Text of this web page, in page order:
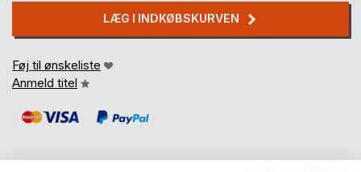
LÆG I INDKØBSKURVEN
Føj til ønskeliste
Anmeld titel